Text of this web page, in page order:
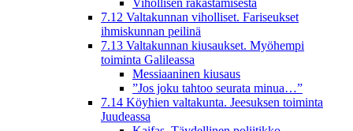
7.12 Valtakunnan viholliset. Fariseukset
ihmiskunnan peilinä
7.13 Valtakunnan kiusaukset. Myöhempi
toiminta Galileassa
Messiaaninen kiusaus
”Jos joku tahtoo seurata minua…”
7.14 Köyhien valtakunta. Jeesuksen toiminta
Juudeassa